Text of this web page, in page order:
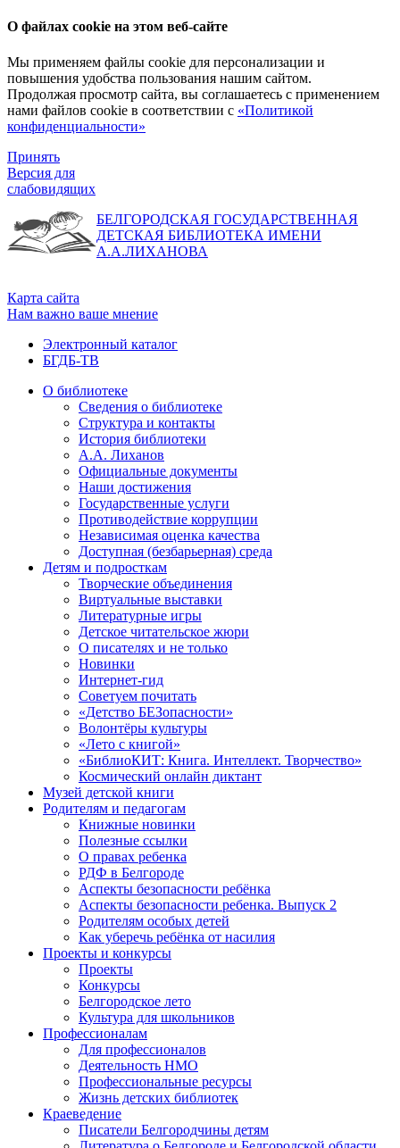
О файлах cookie на этом веб-сайте
Мы применяем файлы cookie для персонализации и
повышения удобства пользования нашим сайтом.
Продолжая просмотр сайта, вы соглашаетесь с применением
нами файлов cookie в соответствии с «Политикой
конфиденциальности»
Принять
Версия для
слабовидящих
БЕЛГОРОДСКАЯ ГОСУДАРСТВЕННАЯ
ДЕТСКАЯ БИБЛИОТЕКА ИМЕНИ
А.А.ЛИХАНОВА
Карта сайта
Нам важно ваше мнение
Электронный каталог
БГДБ-ТВ
О библиотеке
Сведения о библиотеке
Структура и контакты
История библиотеки
А.А. Лиханов
Официальные документы
Наши достижения
Государственные услуги
Противодействие коррупции
Независимая оценка качества
Доступная (безбарьерная) среда
Детям и подросткам
Творческие объединения
Виртуальные выставки
Литературные игры
Детское читательское жюри
О писателях и не только
Новинки
Интернет-гид
Советуем почитать
«Детство БЕЗопасности»
Волонтёры культуры
«Лето с книгой»
«БиблиоКИТ: Книга. Интеллект. Творчество»
Космический онлайн диктант
Музей детской книги
Родителям и педагогам
Книжные новинки
Полезные ссылки
О правах ребенка
РДФ в Белгороде
Аспекты безопасности ребёнка
Аспекты безопасности ребенка. Выпуск 2
Родителям особых детей
Как уберечь ребёнка от насилия
Проекты и конкурсы
Проекты
Конкурсы
Белгородское лето
Культура для школьников
Профессионалам
Для профессионалов
Деятельность НМО
Профессиональные ресурсы
Жизнь детских библиотек
Краеведение
Писатели Белгородчины детям